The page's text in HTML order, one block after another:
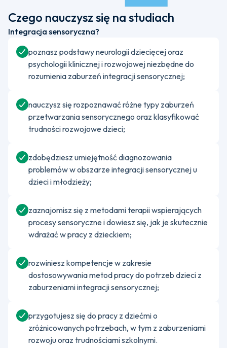
Czego nauczysz się na studiach
Integracja sensoryczna?
poznasz podstawy neurologii dziecięcej oraz
psychologii klinicznej i rozwojowej niezbędne do
rozumienia zaburzeń integracji sensorycznej;
nauczysz się rozpoznawać różne typy zaburzeń
przetwarzania sensorycznego oraz klasyfikować
trudności rozwojowe dzieci;
zdobędziesz umiejętność diagnozowania
problemów w obszarze integracji sensorycznej u
dzieci i młodzieży;
zaznajomisz się z metodami terapii wspierających
procesy sensoryczne i dowiesz się, jak je skutecznie
wdrażać w pracy z dzieckiem;
rozwiniesz kompetencje w zakresie
dostosowywania metod pracy do potrzeb dzieci z
zaburzeniami integracji sensorycznej;
przygotujesz się do pracy z dziećmi o
zróżnicowanych potrzebach, w tym z zaburzeniami
rozwoju oraz trudnościami szkolnymi.